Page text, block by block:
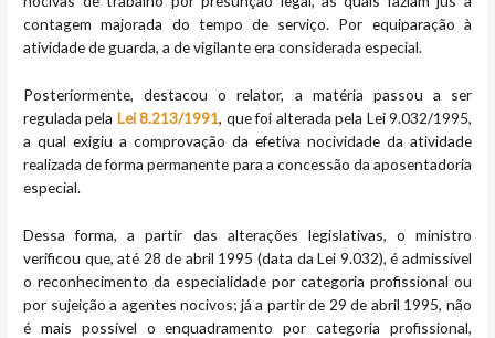
contagem majorada do tempo de serviço. Por equiparação à
atividade de guarda, a de vigilante era considerada especial.
Posteriormente, destacou o relator, a matéria passou a ser
regulada pela Lei 8.213/1991, que foi alterada pela Lei 9.032/1995,
a qual exigiu a comprovação da efetiva nocividade da atividade
realizada de forma permanente para a concessão da aposentadoria
especial.
Dessa forma, a partir das alterações legislativas, o ministro
verificou que, até 28 de abril 1995 (data da Lei 9.032), é admissível
o reconhecimento da especialidade por categoria profissional ou
por sujeição a agentes nocivos; já a partir de 29 de abril 1995, não
é mais possível o enquadramento por categoria profissional,